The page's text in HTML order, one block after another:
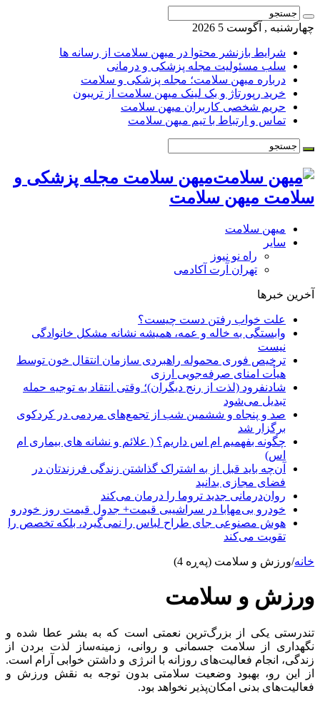
چهارشنبه , آگوست 5 2026
شرایط بازنشر محتوا در میهن سلامت از رسانه ها
سلب مسئولیت مجله پزشکی و درمانی
درباره میهن سلامت؛ مجله پزشکی و سلامت
خرید رپورتاژ و بک لینک میهن سلامت از تریبون
حریم شخصی کاربران میهن سلامت
تماس و ارتباط با تیم میهن سلامت
میهن سلامت مجله پزشکی و
سلامت میهن سلامت
میهن سلامت
سایر
راه نو نیوز
تهران آرت آکادمی
آخرین خبرها
علت خواب رفتن دست چیست؟
وابستگی به خاله و عمه، همیشه نشانه مشکل خانوادگی
نیست
ترخیص فوری محموله راهبردی سازمان انتقال خون توسط
هیأت امنای صرفه‌جویی ارزی
شادنفرود (لذت از رنج دیگران)؛ وقتی انتقاد به توجیه حمله
تبدیل می‌شود
صد و پنجاه‌ و ششمین شب از تجمع‌های مردمی در کردکوی
برگزار شد
چگونه بفهمیم ام اس داریم؟ ( علائم و نشانه های بیماری ام
اس)
آن‌چه باید قبل از به اشتراک گذاشتن زندگی فرزندتان در
فضای مجازی بدانید
روان‌درمانی جدید تروما را درمان می‌کند
خودرو بی‌مهابا در سراشیبی قیمت+ جدول قیمت روز خودرو
هوش مصنوعی جای طراح لباس را نمی‌گیرد، بلکه تخصص را
تقویت می‌کند
خانه/ورزش و سلامت (پەڕە 4)
ورزش و سلامت
تندرستی یکی از بزرگ‌ترین نعمتی است که به بشر عطا شده و
نگهداری از سلامت جسمانی و روانی، زمینه‌ساز لذت بردن از
زندگی، انجام فعالیت‌های روزانه با انرژی و داشتن خوابی آرام است.
از این رو، بهبود وضعیت سلامتی بدون توجه به نقش ورزش و
فعالیت‌های بدنی امکان‌پذیر نخواهد بود.